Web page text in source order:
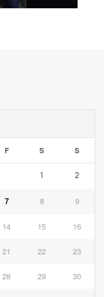
F S S
1 2
7 8 9
14 15 16
21 22 23
28 29 30